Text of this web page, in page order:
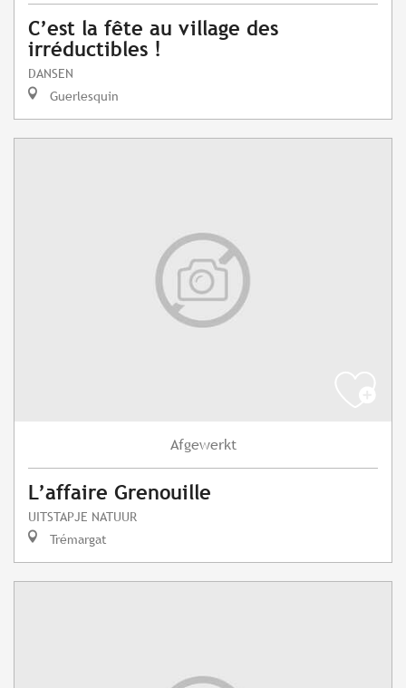
C’est la fête au village des
irréductibles !
DANSEN
Guerlesquin
Afgewerkt
L’affaire Grenouille
UITSTAPJE NATUUR
Trémargat